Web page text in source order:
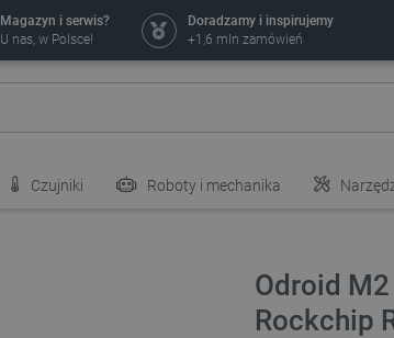
Magazyn i serwis?
U nas, w Polsce!
Doradzamy i inspirujemy
+1,6 mln zamówień
Czujniki Roboty i mechanika
Odroid
Rockchip